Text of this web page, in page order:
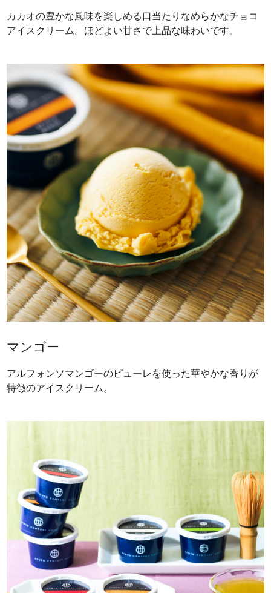
カカオの豊かな風味を楽しめる口当たりなめらかなチョコ
アイスクリーム。ほどよい甘さで上品な味わいです。
マンゴー
アルフォンソマンゴーのピューレを使った華やかな香りが
特徴のアイスクリーム。